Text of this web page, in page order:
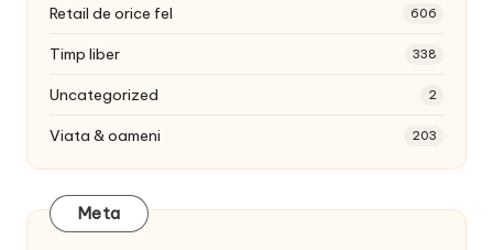
Retail de orice fel 606
Timp liber 338
Uncategorized 2
Viata & oameni 203
Meta